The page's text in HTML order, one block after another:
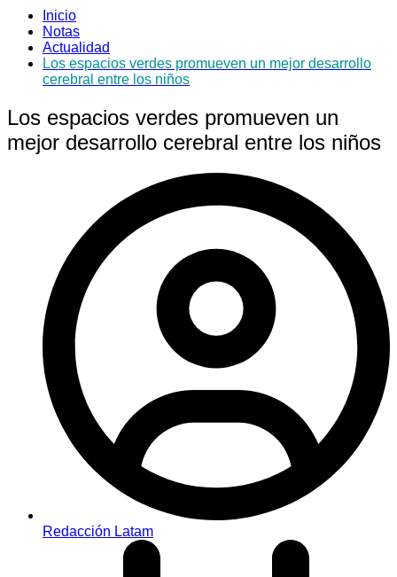
Inicio
Notas
Actualidad
Los espacios verdes promueven un mejor desarrollo
cerebral entre los niños
Los espacios verdes promueven un
mejor desarrollo cerebral entre los niños
Redacción Latam